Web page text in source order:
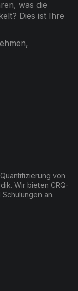
was die
Dies ist Ihre
von
Wir bieten CRQ-
an.